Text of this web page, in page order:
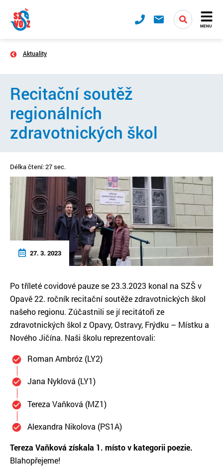
MENU
Aktuality
Recitační soutěž
regionálních
zdravotnických škol
Délka čtení: 27 sec.
27. 3. 2023
Po tříleté covidové pauze se 23.3.2023 konal na SZŠ v
Opavě 22. ročník recitační soutěže zdravotnických škol
našeho regionu. Zúčastnili se jí recitátoři ze
zdravotnických škol z Opavy, Ostravy, Frýdku – Místku a
Nového Jičína. Naši školu reprezentovali:
Roman Ambróz (LY2)
Jana Nyklová (LY1)
Tereza Vaňková (MZ1)
Alexandra Nikolova (PS1A)
Tereza Vaňková získala 1. místo v kategorii poezie.
Blahopřejeme!